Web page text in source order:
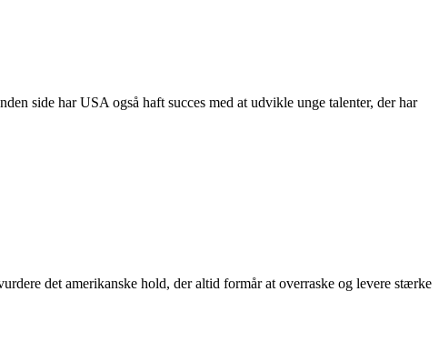
side har USA også haft succes med at udvikle unge talenter, der har
det amerikanske hold, der altid formår at overraske og levere stærke